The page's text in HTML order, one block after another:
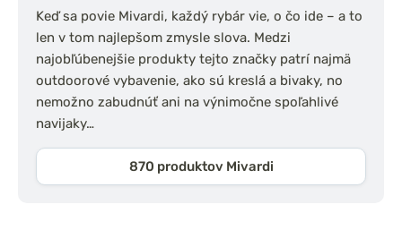
Keď sa povie Mivardi, každý rybár vie, o čo ide – a to
len v tom najlepšom zmysle slova. Medzi
najobľúbenejšie produkty tejto značky patrí najmä
outdoorové vybavenie, ako sú kreslá a bivaky, no
nemožno zabudnúť ani na výnimočne spoľahlivé
navijaky…
870 produktov Mivardi